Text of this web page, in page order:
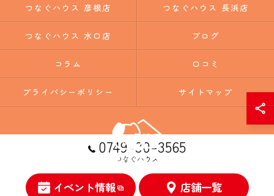
0749-30-3565
つなぐハウス
イベント情報 店舗一覧
つなぐハウス 彦根店 つなぐハウス 長浜店
つなぐハウス 水口店 ブログ
コラム 口コミ
プライバシーポリシー サイトマップ